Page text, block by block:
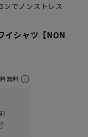
ンでノンストレス
イシャツ【NON
無料
）